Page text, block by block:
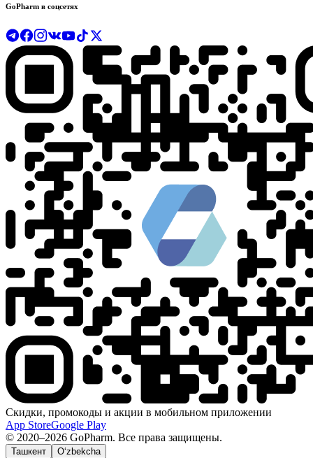
GoPharm в соцсетях
Скидки, промокоды и акции в мобильном приложении
App StoreGoogle Play
© 2020–2026 GoPharm. Все права защищены.
Ташкент O‘zbekcha